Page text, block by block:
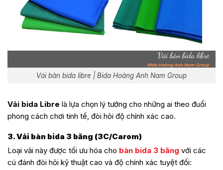
Vải bàn bida libre | Bida Hoàng Anh Nam Group
Vải bida Libre là lựa chọn lý tưởng cho những ai theo đuổi
phong cách chơi tinh tế, đòi hỏi độ chính xác cao.
3. Vải bàn bida 3 băng (3C/Carom)
Loại vải này được tối ưu hóa cho bàn bida 3 băng với các
cú đánh đòi hỏi kỹ thuật cao và độ chính xác tuyệt đối: